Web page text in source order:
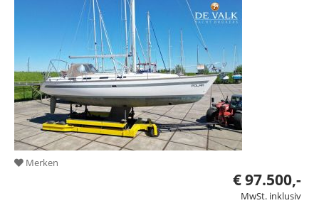
Merken
€ 97.500,-
MwSt. inklusiv